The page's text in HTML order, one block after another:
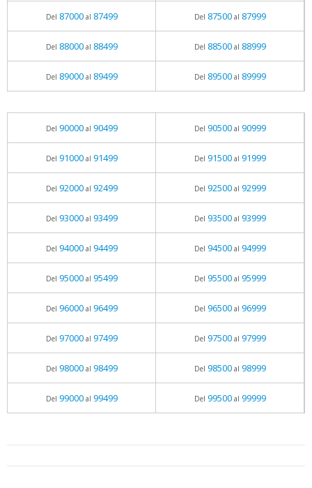
Del 87000al 87499 Del 87500al 87999
Del 88000al 88499 Del 88500al 88999
Del 89000al 89499 Del 89500al 89999
Del 90000al 90499 Del 90500al 90999
Del 91000al 91499 Del 91500al 91999
Del 92000al 92499 Del 92500al 92999
Del 93000al 93499 Del 93500al 93999
Del 94000al 94499 Del 94500al 94999
Del 95000al 95499 Del 95500al 95999
Del 96000al 96499 Del 96500al 96999
Del 97000al 97499 Del 97500al 97999
Del 98000al 98499 Del 98500al 98999
Del 99000al 99499 Del 99500al 99999